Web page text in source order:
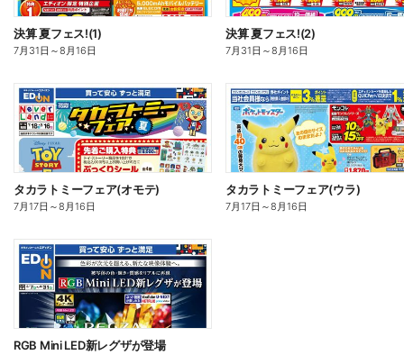
決算 夏フェス!(1)
7月31日 ～8月16日
決算 夏フェス!(2)
7月31日 ～8月16日
タカラトミーフェア(オモテ)
7月17日 ～8月16日
タカラトミーフェア(ウラ)
7月17日 ～8月16日
RGB Mini LED新レグザが登場